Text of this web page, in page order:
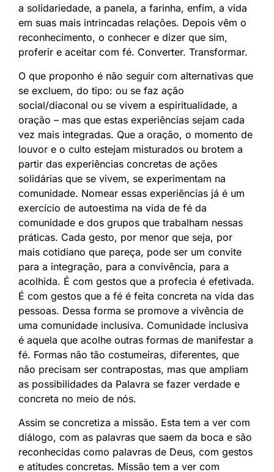
a solidariedade, a panela, a farinha, enfim, a vida
em suas mais intrincadas relações. Depois vêm o
reconhecimento, o conhecer e dizer que sim,
proferir e aceitar com fé. Converter. Transformar.
O que proponho é não seguir com alternativas que
se excluem, do tipo: ou se faz ação
social/diaconal ou se vivem a espiritualidade, a
oração – mas que estas experiências sejam cada
vez mais integradas. Que a oração, o momento de
louvor e o culto estejam misturados ou brotem a
partir das experiências concretas de ações
solidárias que se vivem, se experimentam na
comunidade. Nomear essas experiências já é um
exercício de autoestima na vida de fé da
comunidade e dos grupos que trabalham nessas
práticas. Cada gesto, por menor que seja, por
mais cotidiano que pareça, pode ser um convite
para a integração, para a convivência, para a
acolhida. É com gestos que a profecia é efetivada.
É com gestos que a fé é feita concreta na vida das
pessoas. Dessa forma se promove a vivência de
uma comunidade inclusiva. Comunidade inclusiva
é aquela que acolhe outras formas de manifestar a
fé. Formas não tão costumeiras, diferentes, que
não precisam ser contrapostas, mas que ampliam
as possibilidades da Palavra se fazer verdade e
concreta no meio de nós.
Assim se concretiza a missão. Esta tem a ver com
diálogo, com as palavras que saem da boca e são
reconhecidas como palavras de Deus, com gestos
e atitudes concretas. Missão tem a ver com